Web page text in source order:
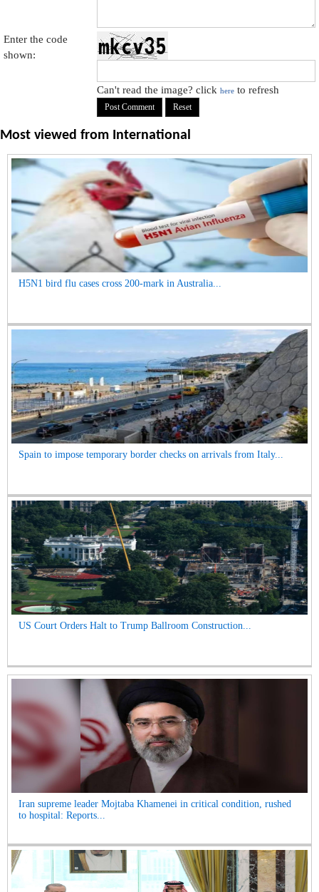
Enter the code
shown:
Can't read the image? clickhere to refresh
Most viewed from International
H5N1 bird flu cases cross 200-mark in Australia...
Spain to impose temporary border checks on arrivals from Italy...
US Court Orders Halt to Trump Ballroom Construction...
Iran supreme leader Mojtaba Khamenei in critical condition, rushed
to hospital: Reports...